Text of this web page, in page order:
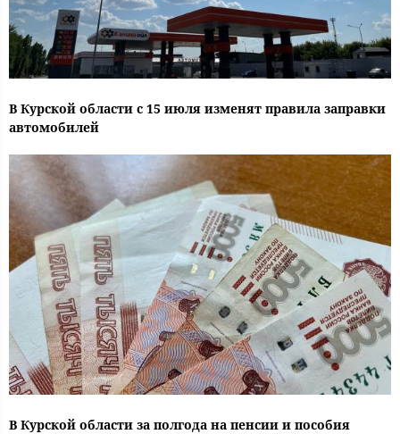
В Курской области с 15 июля изменят правила заправки
автомобилей
В Курской области за полгода на пенсии и пособия